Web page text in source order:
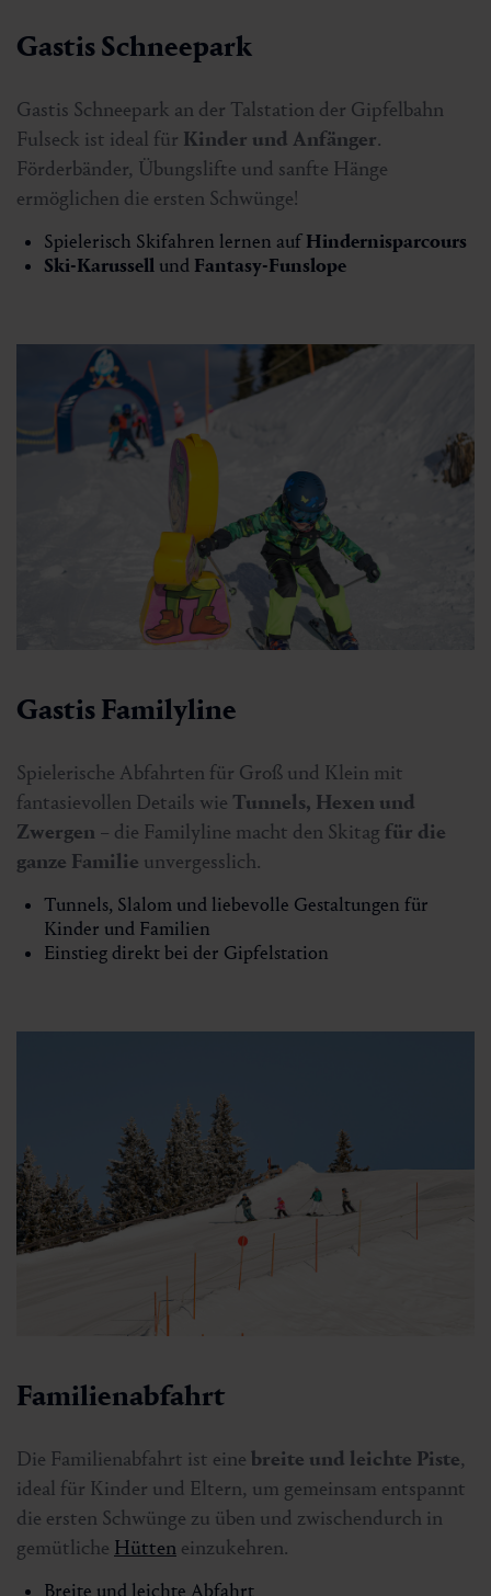
Gastis Schneepark
Gastis Schneepark an der Talstation der Gipfelbahn
Fulseck ist ideal für Kinder und Anfänger.
Förderbänder, Übungslifte und sanfte Hänge
ermöglichen die ersten Schwünge!
Spielerisch Skifahren lernen aufHindernisparcours
Ski-Karussell und Fantasy-Funslope
Gastis Familyline
Spielerische Abfahrten für Groß und Klein mit
fantasievollen Details wie Tunnels, Hexen und
Zwergen – die Familyline macht den Skitag für die
ganze Familie unvergesslich.
Tunnels, Slalom und liebevolle Gestaltungen für
Kinder und Familien
Einstieg direkt bei der Gipfelstation
Familienabfahrt
Die Familienabfahrt ist eine breite und leichte Piste,
ideal für Kinder und Eltern, um gemeinsam entspannt
die ersten Schwünge zu üben und zwischendurch in
gemütliche Hütten einzukehren.